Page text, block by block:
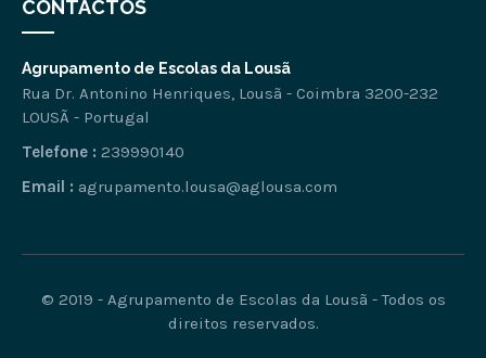
CONTACTOS
Agrupamento de Escolas da Lousã
Rua Dr. Antonino Henriques, Lousã - Coimbra 3200-232
LOUSÃ - Portugal
Telefone : 239990140
Email : agrupamento.lousa@aglousa.com
© 2019 - Agrupamento de Escolas da Lousã - Todos os
direitos reservados.